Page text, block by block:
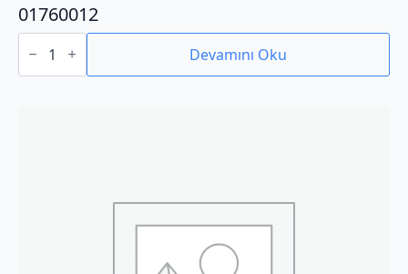
01760012
01760012
adet Devamını Oku